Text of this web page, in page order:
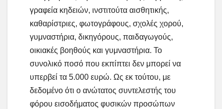
γραφεία κηδειών, ινστιτούτα αισθητικής,
καθαρίστριες, φωτογράφους, σχολές χορού,
γυμναστήρια, δικηγόρους, παιδαγωγούς,
οικιακές βοηθούς και γυμναστήρια. Το
συνολικό ποσό που εκπίπτει δεν μπορεί να
υπερβεί τα 5.000 ευρώ. Ως εκ τούτου, με
δεδομένο ότι ο ανώτατος συντελεστής του
φόρου εισοδήματος φυσικών προσώπων